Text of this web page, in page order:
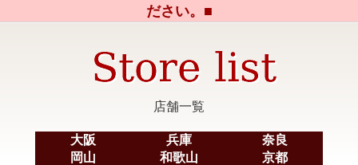
ださい。■
店舗一覧
大阪 兵庫
奈良
岡山
和歌山
京都